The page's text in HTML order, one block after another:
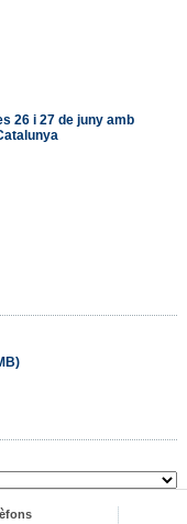
26 i 27 de juny amb